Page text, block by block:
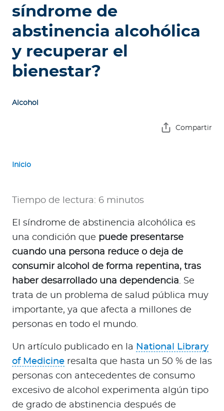
n
u
síndrome de
abstinencia alcohólica
y recuperar el
bienestar?
Alcohol
Compartir
Inicio
Tiempo de lectura: 6 minutos
El síndrome de abstinencia alcohólica es
una condición que puede presentarse
cuando una persona reduce o deja de
consumir alcohol de forma repentina, tras
haber desarrollado una dependencia. Se
trata de un problema de salud pública muy
importante, ya que afecta a millones de
personas en todo el mundo.
Un artículo publicado en la National Library
of Medicine resalta que hasta un 50 % de las
personas con antecedentes de consumo
excesivo de alcohol experimenta algún tipo
de grado de abstinencia después de